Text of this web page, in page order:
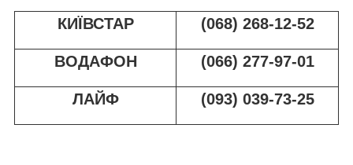
КИЇВСТАР
(068) 268-12-52
ВОДАФОН (066) 277-97-01
ЛАЙФ (093) 039-73-25